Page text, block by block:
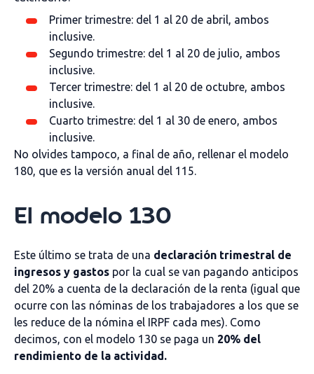
Primer trimestre: del 1 al 20 de abril, ambos
inclusive.
Segundo trimestre: del 1 al 20 de julio, ambos
inclusive.
Tercer trimestre: del 1 al 20 de octubre, ambos
inclusive.
Cuarto trimestre: del 1 al 30 de enero, ambos
inclusive.
No olvides tampoco, a final de año, rellenar el modelo
180, que es la versión anual del 115.
El modelo 130
Este último se trata de una declaración trimestral de
ingresos y gastos por la cual se van pagando anticipos
del 20% a cuenta de la declaración de la renta (igual que
ocurre con las nóminas de los trabajadores a los que se
les reduce de la nómina el IRPF cada mes). Como
decimos, con el modelo 130 se paga un 20% del
rendimiento de la actividad.